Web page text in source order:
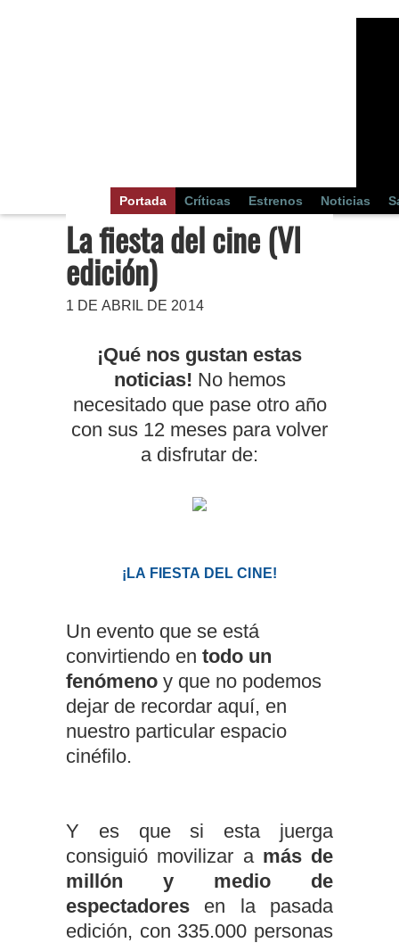
Portada Críticas Estrenos Noticias
La fiesta del cine (VI
edición)
1 DE ABRIL DE 2014
¡Qué nos gustan estas
noticias! No hemos
necesitado que pase otro año
con sus 12 meses para volver
a disfrutar de:
¡LA FIESTA DEL CINE!
Un evento que se está
convirtiendo en todo un
fenómeno y que no podemos
dejar de recordar aquí, en
nuestro particular espacio
cinéfilo.
Y es que si esta juerga
consiguió movilizar a más de
millón y medio de
espectadores en la pasada
edición, con 335.000 personas